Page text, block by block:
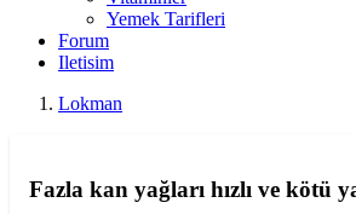
Yemek Tarifleri
Forum
Iletisim
Lokman
Fazla kan yağları hızlı ve kötü